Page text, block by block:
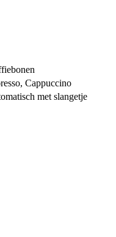
Cappuccino
met slangetje